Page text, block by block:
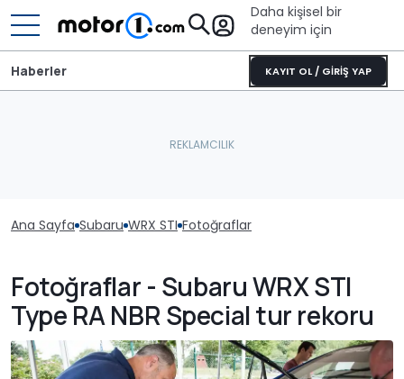
Daha kişisel bir
deneyim için
KAYIT OL / GİRİŞ YAP
Haberler
Ana Sayfa Subaru WRX STI Fotoğraflar
Fotoğraflar - Subaru WRX STI
Type RA NBR Special tur rekoru